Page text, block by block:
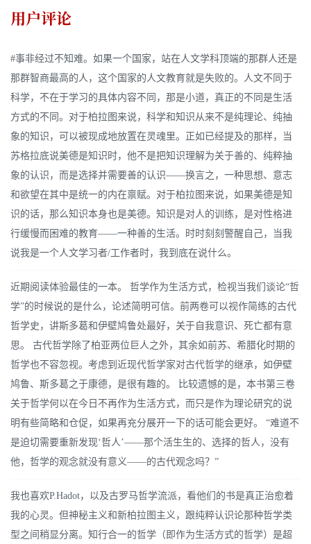
用户评论
#事非经过不知难。如果一个国家，站在人文学科顶端的那群人还是
那群智商最高的人，这个国家的人文教育就是失败的。人文不同于
科学，不在于学习的具体内容不同，那是小道，真正的不同是生活
方式的不同。对于柏拉图来说，科学和知识从来不是纯理论、纯抽
象的知识，可以被现成地放置在灵魂里。正如已经提及的那样，当
苏格拉底说美德是知识时，他不是把知识理解为关于善的、纯粹抽
象的认识，而是选择并需要善的认识——换言之，一种思想、意志
和欲望在其中是统一的内在禀赋。对于柏拉图来说，如果美德是知
识的话，那么知识本身也是美德。知识是对人的训练，是对性格进
行缓慢而困难的教育——一种善的生活。时时刻刻警醒自己，当我
说我是一个人文学习者/工作者时，我到底在说什么。
近期阅读体验最佳的一本。 哲学作为生活方式，检视当我们谈论“哲
学”的时候说的是什么，论述简明可信。前两卷可以视作简练的古代
哲学史，讲斯多葛和伊壁鸠鲁处最好，关于自我意识、死亡都有意
思。 古代哲学除了柏亚两位巨人之外，其余如前苏、希腊化时期的
哲学也不容忽视。考虑到近现代哲学家对古代哲学的继承，如伊壁
鸠鲁、斯多葛之于康德，是很有趣的。 比较遗憾的是，本书第三卷
关于哲学何以在今日不再作为生活方式，而只是作为理论研究的说
明有些简略和仓促，如果再充分展开一下的话可能会更好。 “难道不
是迫切需要重新发现‘哲人’——那个活生生的、选择的哲人，没有
他，哲学的观念就没有意义——的古代观念吗？”
我也喜欢P.Hadot，以及古罗马哲学流派，看他们的书是真正治愈着
我的心灵。但神秘主义和新柏拉图主义，跟纯粹认识论那种哲学类
型之间稍显分离。知行合一的哲学（即作为生活方式的哲学）是超